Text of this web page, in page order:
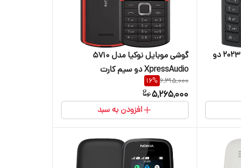
گوشی موبایل نوکیا مدل 106 2023 دو
گوشی موبایل نوکیا مدل 5710
XpressAudio دو سیم کارت
6,315,000
16%
5,265,000
افزودن به سبد